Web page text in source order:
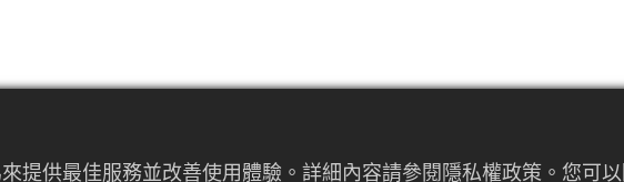
提供最佳服務並改善使用體驗。詳細內容請參閱隱私權政策。您可